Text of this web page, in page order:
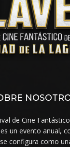
de Cine
un evento anual,
configura como